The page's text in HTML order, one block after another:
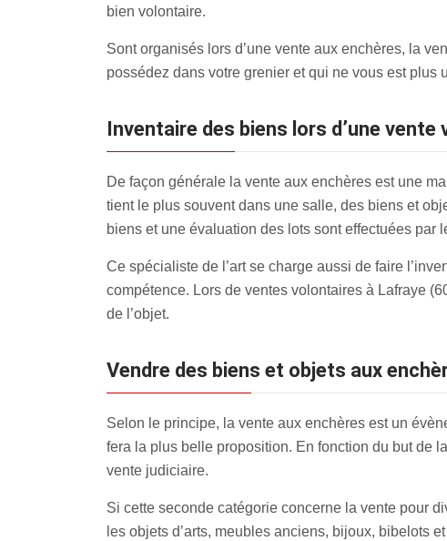
bien volontaire.
Sont organisés lors d’une vente aux enchères, la
possédez dans votre grenier et qui ne vous est
inventaire des biens lors d’une
De façon générale la vente aux enchères est une
tient le plus souvent dans une salle, des biens et
biens et une évaluation des lots sont effectuées par
Ce spécialiste de l’art se charge aussi de faire
compétence. Lors de ventes volontaires à Lafraye
de l’objet.
Vendre des biens et objets aux
Selon le principe, la vente aux enchères est un
fera la plus belle proposition. En fonction du but de
vente judiciaire.
Si cette seconde catégorie concerne la vente pour
les objets d’arts, meubles anciens, bijoux, bibelots